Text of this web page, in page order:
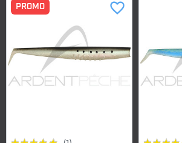
PROMO favorite_border